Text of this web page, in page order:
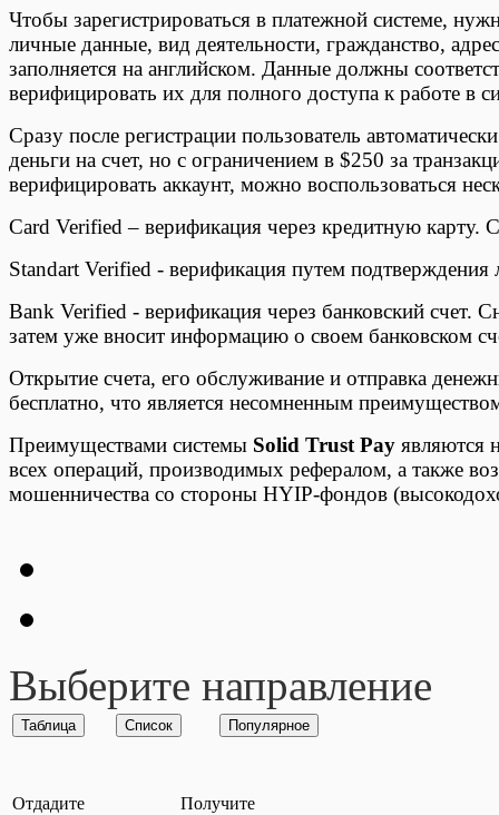
Чтобы зарегистрироваться в платежной системе,
личные данные, вид деятельности, гражданство,
заполняется на английском. Данные должны
верифицировать их для полного доступа к работе в
Сразу после регистрации пользователь
деньги на счет, но с ограничением в $250 за
верифицировать аккаунт, можно воспользоваться
Card Verified – верификация через кредитную карту.
Standart Verified - верификация путем
Bank Verified - верификация через банковский счет.
затем уже вносит информацию о своем банковском
Открытие счета, его обслуживание и отправка
бесплатно, что является несомненным
Преимуществами системы Solid Trust Pay являются
всех операций, производимых рефералом, а также
мошенничества со стороны HYIP-фондов
Выберите направление
Отдадите
Получите